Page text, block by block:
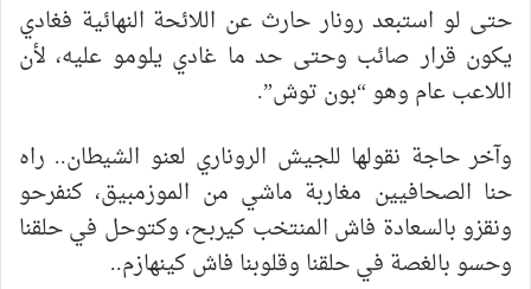
حتى لو استبعد رونار حارث عن اللائحة النهائية فغادي
يكون قرار صائب وحتى حد ما غادي يلومو عليه، لأن
اللاعب عام وهو “بون توش”.
وآخر حاجة نقولها للجيش الروناري لعنو الشيطان.. راه
حنا الصحافيين مغاربة ماشي من الموزمبيق، كنفرحو
ونقزو بالسعادة فاش المنتخب كيربح، وكتوحل في حلقنا
وحسو بالغصة في حلقنا وقلوبنا فاش كينهازم..